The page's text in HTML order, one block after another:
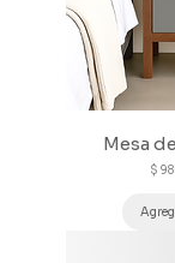
Mesa
$